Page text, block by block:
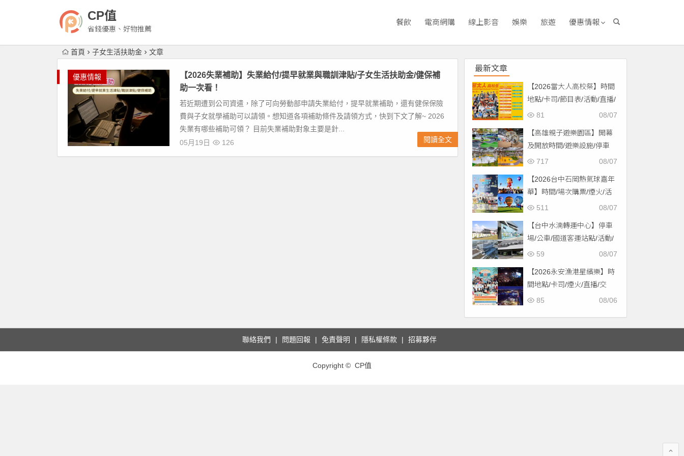
CP值
省錢優惠、好物推薦
餐飲 電商網購 線上影音 娛樂 旅遊 優惠情報
首頁 子女生活扶助金 文章
優惠情報
【2026失業補助】失業給付/提早就業與職訓津貼/子女生活扶助金/健保補
助一次看！
若近期遭到公司資遣，除了可向勞動部申請失業給付，提早就業補助，還有健保保險
費與子女就學補助可以請領。想知道各項補助條件及請領方式，快到下文了解~ 2026
失業有哪些補助可領？ 目前失業補助對象主要是針...
05月19日
126 閱讀全文
最新文章
【2026當大人高校祭】時間
地點/卡司/節目表/活動/直播/
交通，免費入場！
08/07
81
【高雄親子遊樂園區】開幕
及開放時間/遊樂設施/停車
場/交通一次看！
08/07
717
【2026台中石岡熱氣球嘉年
華】時間/場次購票/煙火/活
動/交通，土牛運動公園登08/07
511
【台中水湳轉運中心】停車
場/公車/國道客運站點/活動/
交通，啟用免費停車！ 08/07
59
【2026永安漁港星繽樂】時
間地點/卡司/煙火/直播/交
通，免費入場！
08/06
85
聯絡我們 問題回報 免責聲明 隱私權條款 招募夥伴
Copyright © CP值